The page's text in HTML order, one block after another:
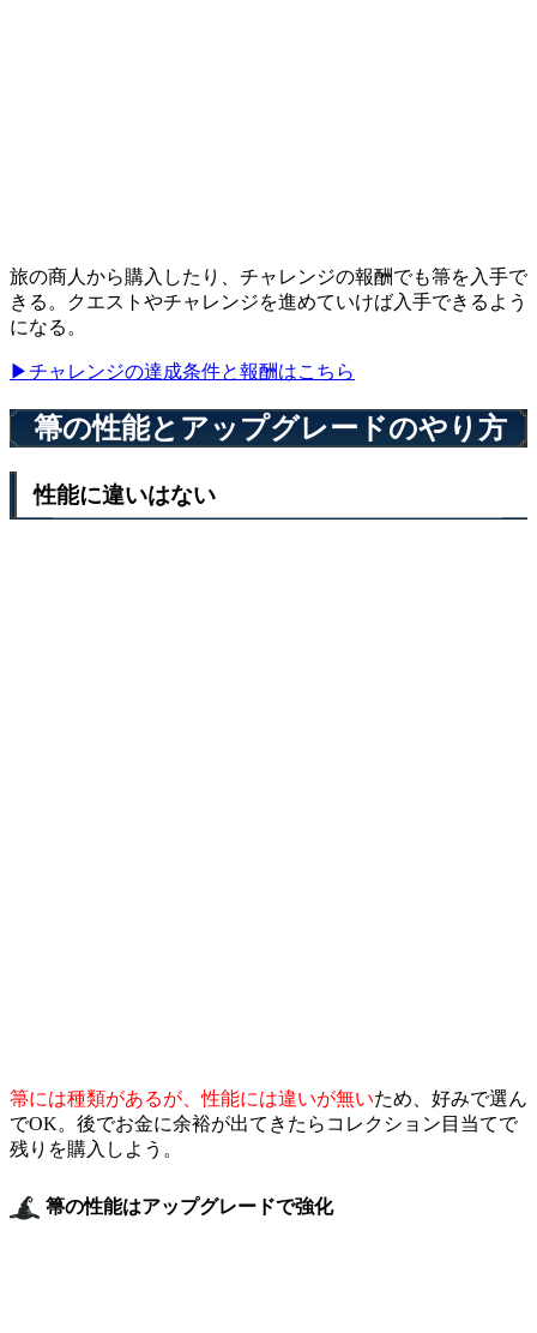
旅の商人から購入したり、チャレンジの報酬でも箒を入手で
きる。クエストやチャレンジを進めていけば入手できるよう
になる。
▶チャレンジの達成条件と報酬はこちら
箒の性能とアップグレードのやり方
性能に違いはない
箒には種類があるが、性能には違いが無いため、好みで選ん
でOK。後でお金に余裕が出てきたらコレクション目当てで
残りを購入しよう。
箒の性能はアップグレードで強化